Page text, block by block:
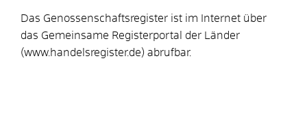
Das Genossenschaftsregister ist im Internet über
das Gemeinsame Registerportal der Länder
(www.handelsregister.de) abrufbar.